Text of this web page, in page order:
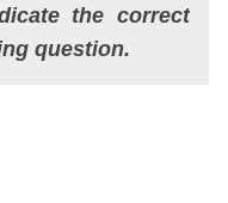
the correct
question.